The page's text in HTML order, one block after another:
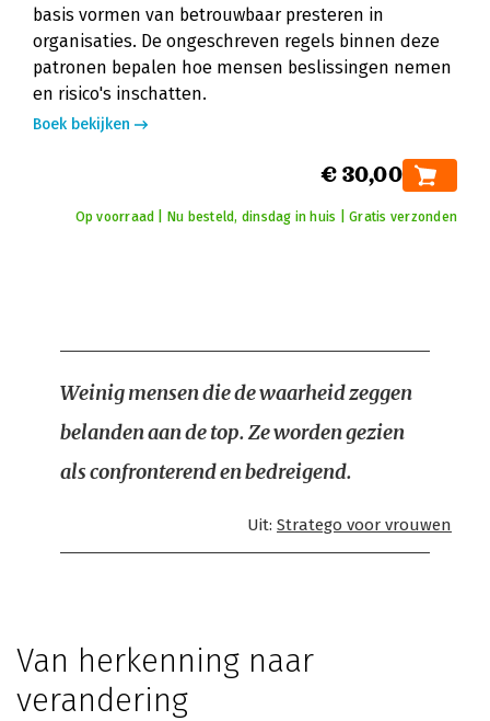
basis vormen van betrouwbaar presteren in
organisaties. De ongeschreven regels binnen deze
patronen bepalen hoe mensen beslissingen nemen
en risico's inschatten.
Boek bekijken
€ 30,00
Op voorraad | Nu besteld, dinsdag in huis | Gratis verzonden
Weinig mensen die de waarheid zeggen
belanden aan de top. Ze worden gezien
als confronterend en bedreigend.
Uit: Stratego voor vrouwen
Van herkenning naar
verandering